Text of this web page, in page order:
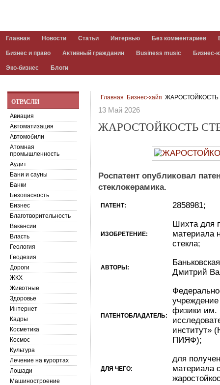
Главная Новости Статьи Интервью Без комментариев
Бизнес и право Активный гражданин Business music Бизнес-
Эко-бизнес Блоги
Главная Бизнес-хайп ЖАРОСТОЙКОСТЬ
13 Май 2026
ЖАРОСТОЙКОСТЬ
Роспатент опубликовал
стеклокерамика.
ПАТЕНТ: 2858981;
ИЗОБРЕТЕНИЕ:
Шихта для
материала
стекла;
АВТОРЫ:
Дмитрий
ПАТЕНТОБЛАДАТЕЛЬ:
учреждение
физики им.
институт»
ПИЯФ);
ДЛЯ ЧЕГО:
для
материала
ОТРАСЛИ
Авиация
Автоматизация
Автомобили
Атомная
промышленность
Аудит
Бани и сауны
Банки
Безопасность
Бизнес
Благотворительность
Вакансии
Власть
Геология
Геодезия
Дороги
ЖКХ
Животные
Здоровье
Интернет
Кадры
Косметика
Космос
Культура
Лечение на курортах
Лошади
Машиностроение